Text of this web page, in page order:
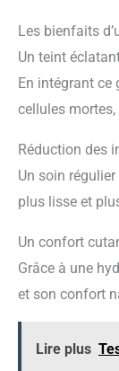
Les bienfaits
Un teint
En intégrant ce
cellules
Réduction des
Un soin
plus lisse et
Un confort
Grâce à une
et son confort
Lire plus